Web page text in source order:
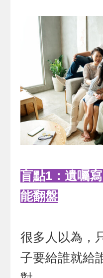
盲點1：遺囑
能翻盤
很多人以為，
子要給誰就給